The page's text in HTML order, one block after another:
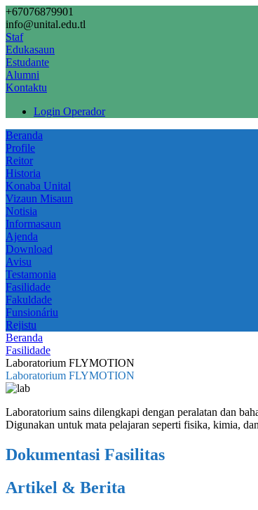
+67076879901
info@unital.edu.tl
Staf
Edukasaun
Estudante
Alumni
Kontaktu
Login Operador
Beranda
Profile
Reitor
Historia
Konaba Unital
Vizaun Misaun
Notisia
Informasaun
Ajenda
Download
Avisu
Testamonia
Fasilidade
Fakuldade
Funsionáriu
Rejistu
Beranda
Fasilidade
Laboratorium FLYMOTION
Laboratorium FLYMOTION
Laboratorium sains dilengkapi dengan peralatan dan
Digunakan untuk mata pelajaran seperti fisika, kimia,
Dokumentasi Fasilitas
Artikel & Berita